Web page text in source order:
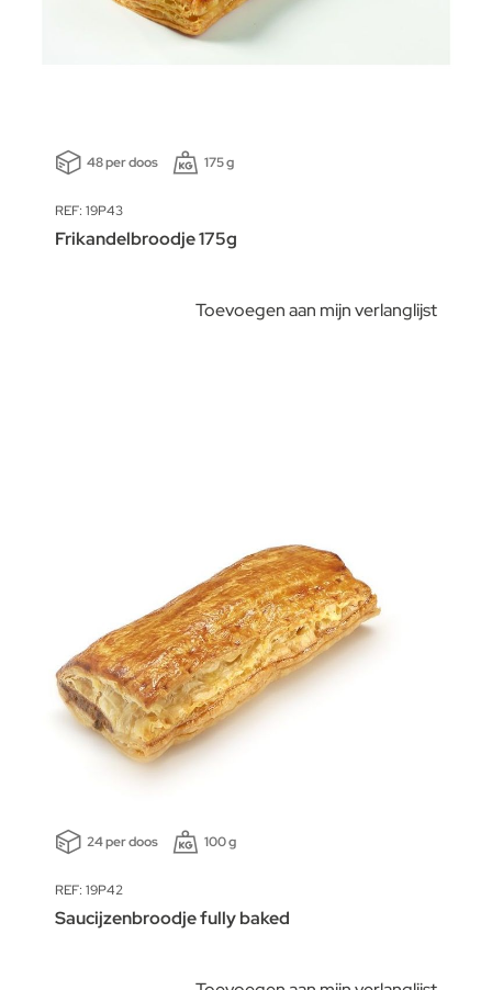
48 per doos 175 g
REF: 19P43
Frikandelbroodje 175g
Toevoegen aan mijn verlanglijst
24 per doos 100 g
REF: 19P42
Saucijzenbroodje fully baked